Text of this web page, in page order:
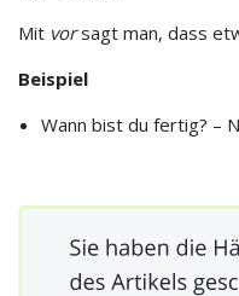
Mit vorsagt man, dass
Beispiel
Wann bist du fertig? –